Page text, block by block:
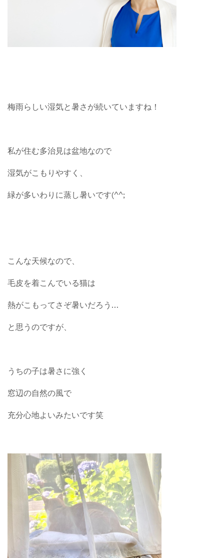
梅雨らしい湿気と暑さが続いていますね！
私が住む多治見は盆地なので
湿気がこもりやすく、
緑が多いわりに蒸し暑いです(^^;
こんな天候なので、
毛皮を着こんでいる猫は
熱がこもってさぞ暑いだろう…
と思うのですが、
うちの子は暑さに強く
窓辺の自然の風で
充分心地よいみたいです笑